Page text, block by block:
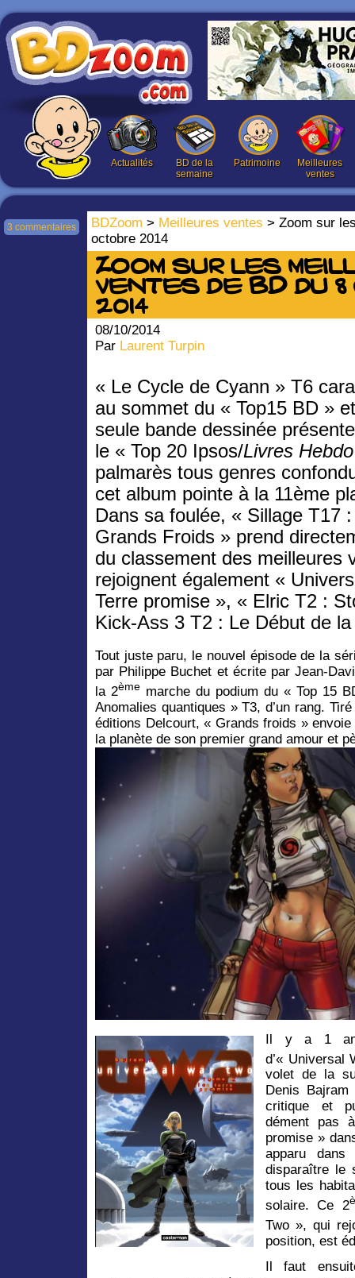
Actualités
BD de la
semaine
Patrimoine
Meilleures
ventes
BDZoom > Meilleures ventes > Zoom sur
octobre 2014
3 commentaires
Zoom sur les
ventes de BD du
2014
08/10/2014
Par Laurent Turpin
« Le Cycle de Cyann » T6
au sommet du « Top15 BD »
seule bande dessinée
le « Top 20 Ipsos/Livres Hebdo
palmarès tous genres
cet album pointe à la 11ème
Dans sa foulée, « Sillage T17 :
Grands Froids » prend
du classement des meilleures
rejoignent également «
Terre promise », « Elric T2 :
Kick-Ass 3 T2 : Le Début de
Tout juste paru, le nouvel épisode de la
par Philippe Buchet et écrite par Jean-
la 2ème marche du podium du « Top 15
Anomalies quantiques » T3, d’un rang.
éditions Delcourt, « Grands froids »
la planète de son premier grand amour et
Il y a 1
d’« Universal
volet de la
Denis Bajram
critique et
dément pas
promise »
apparu dans
disparaître le
tous les
solaire. Ce 2
Two », qui
position, est
Il faut